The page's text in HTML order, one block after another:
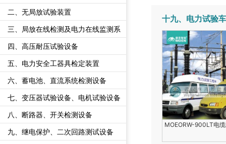
二、无局放试验装置
三、局放在线检测及电力在线监测系
四、高压耐压试验设备
五、电力安全工器具检定装置
六、蓄电池、直流系统检测设备
七、变压器试验设备、电机试验设备
八、断路器、开关检测设备
九、继电保护、二次回路测试设备
十九、电力试验车
MOEORW-900LT电